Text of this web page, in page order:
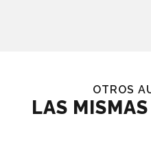
OTROS
LAS